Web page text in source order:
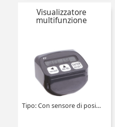
Visualizzatore
multifunzione
Tipo: Con sensore di posizione integrato